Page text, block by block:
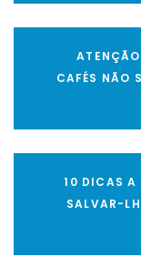
CAFÉS NÃO
10 DICAS A
SALVAR-